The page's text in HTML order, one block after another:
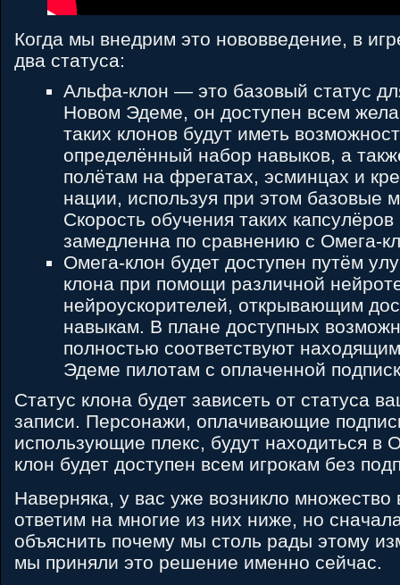
Когда мы внедрим это нововведение, в
два статуса:
Альфа-клон — это базовый статус
Новом Эдеме, он доступен всем
таких клонов будут иметь
определённый набор навыков, а
полётам на фрегатах, эсминцах и
нации, используя при этом базовые
Скорость обучения таких капсулёров
замедленна по сравнению с Омега-
Омега-клон будет доступен путём
клона при помощи различной
нейроускорителей, открывающим
навыкам. В плане доступных
полностью соответствуют
Эдеме пилотам с оплаченной
Статус клона будет зависеть от статуса
записи. Персонажи, оплачивающие
использующие плекс, будут находиться в
клон будет доступен всем игрокам без
Наверняка, у вас уже возникло
ответим на многие из них ниже, но
объяснить почему мы столь рады этому
мы приняли это решение именно сейчас.